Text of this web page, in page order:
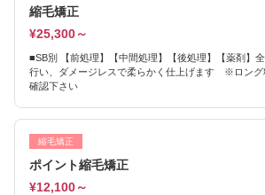
縮毛矯正
¥25,300～
■SB別 【前処理】【中間処理】【後処理】【薬剤】
行い、ダメージレスで柔らかく仕上げます ※ロング
確認下さい
縮毛矯正
ポイント縮毛矯正
¥12,100～